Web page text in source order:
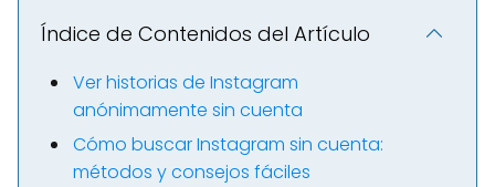
Índice de Contenidos del Artículo
Ver historias de Instagram
anónimamente sin cuenta
Cómo buscar Instagram sin cuenta:
métodos y consejos fáciles